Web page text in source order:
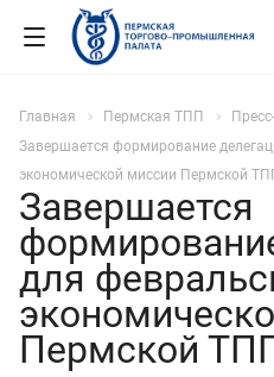
Главная Пермская ТПП
Завершается формирование
экономической миссии Пермской
Завершается
для
Пермской